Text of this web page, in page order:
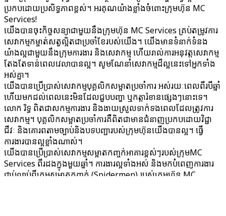
ប្រកបដោយ​ប្រសិទ្ធភាពខ្ពស់។ អរគុណ​យ៉ាង​ខ្លាំង​ចំពោះក្រុមហ៊ុន MC
Services!
យើង​បាន​ចុះកិច្ចសន្យា​ជាមួយនឹង​ក្រុមហ៊ុន MC Services គ្រប់​តម្រូវការ​
សេវាកម្ម​កម្ចាត់​សត្វល្អិត​ជាប្រចាំខែ​របស់​យើង។ យើង​មាន​ទំនាក់ទំនង​
យ៉ាងល្អ​ជាមួយនឹង​ក្រុម​ការងារ និងសេវាកម្ម ហើយរាល់ការអនុវត្ត​សេវាកម្ម​
តែងតែ​ទាន់ពេលវេលា​បានល្អ​។ សូម​ណែនាំ​សេវាកម្ម​ដ៏ល្អ​នេះ​ទៅ​អ្នកទាំង
អស់គ្នា។
​យើង​បាន​ប្រើប្រាស់​សេវាកម្ម​បុគ្គលិក​សម្អាត​ប្រចាំការ អស់​រយៈពេល​ពីរបីឆ្នាំ​
ហើយ​មក​ដល់​ពេល​នេះ​មិនដែលជួប​បញ្ហា ឬកត្តា​រំខាន​ផ្សេងៗ​នោះទេ។
លោក រិទ្ធ ​ពិត​ជា​សកម្ម​ការងារ និងងាយស្រួល​ទាក់ទង​ពេលដែល​ត្រូវការ​
សេវាកម្ម។ ​បុគ្គលិក​សម្អាត​ប្រចាំការ​គឺ​ពិត​ជា​មាន​ជំនាញ​ប្រកប​ដោយ​វិជ្ជា
ជីវៈ និង​គោរព​តាម​ច្បាប់​និងបទបញ្ជា​របស់​ក្រុមហ៊ុន​យើង​បានល្អ។ ធ្វើ​
ការងារ​បានល្អ​ខ្លាំងណាស់។
យើង​បាន​ប្រើប្រាស់​សេវាកម្ម​សម្អាត​កញ្ចក់​អាគារខ្ពស់ៗ​របស់​ក្រុមMC
Services ពីរដង​ក្នុង​មួយឆ្នាំ។ ការងារ​ល្អទាំងអស់​ និងមកបំពេញ​ការងារ​
ជាប់លាប់​ពី​ក្រុម​សម្អាត​កញ្ចក់ (Spidermen) របស់ក្រុមហ៊ុន MC